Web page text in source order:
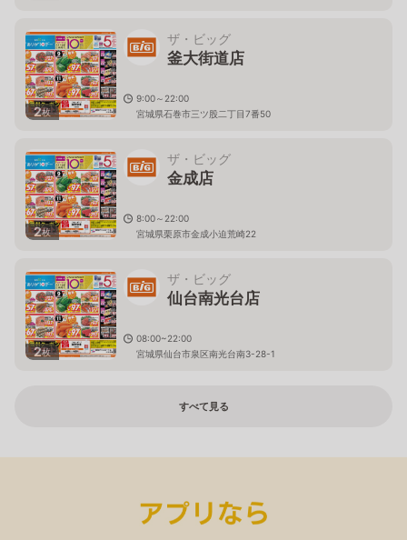
2枚
ザ・ビッグ
釜大街道店
9:00～22:00
宮城県石巻市三ツ股二丁目7番50
2枚
ザ・ビッグ
金成店
8:00～22:00
宮城県栗原市金成小迫荒崎22
2枚
ザ・ビッグ
仙台南光台店
08:00~22:00
宮城県仙台市泉区南光台南3-28-1
すべて見る